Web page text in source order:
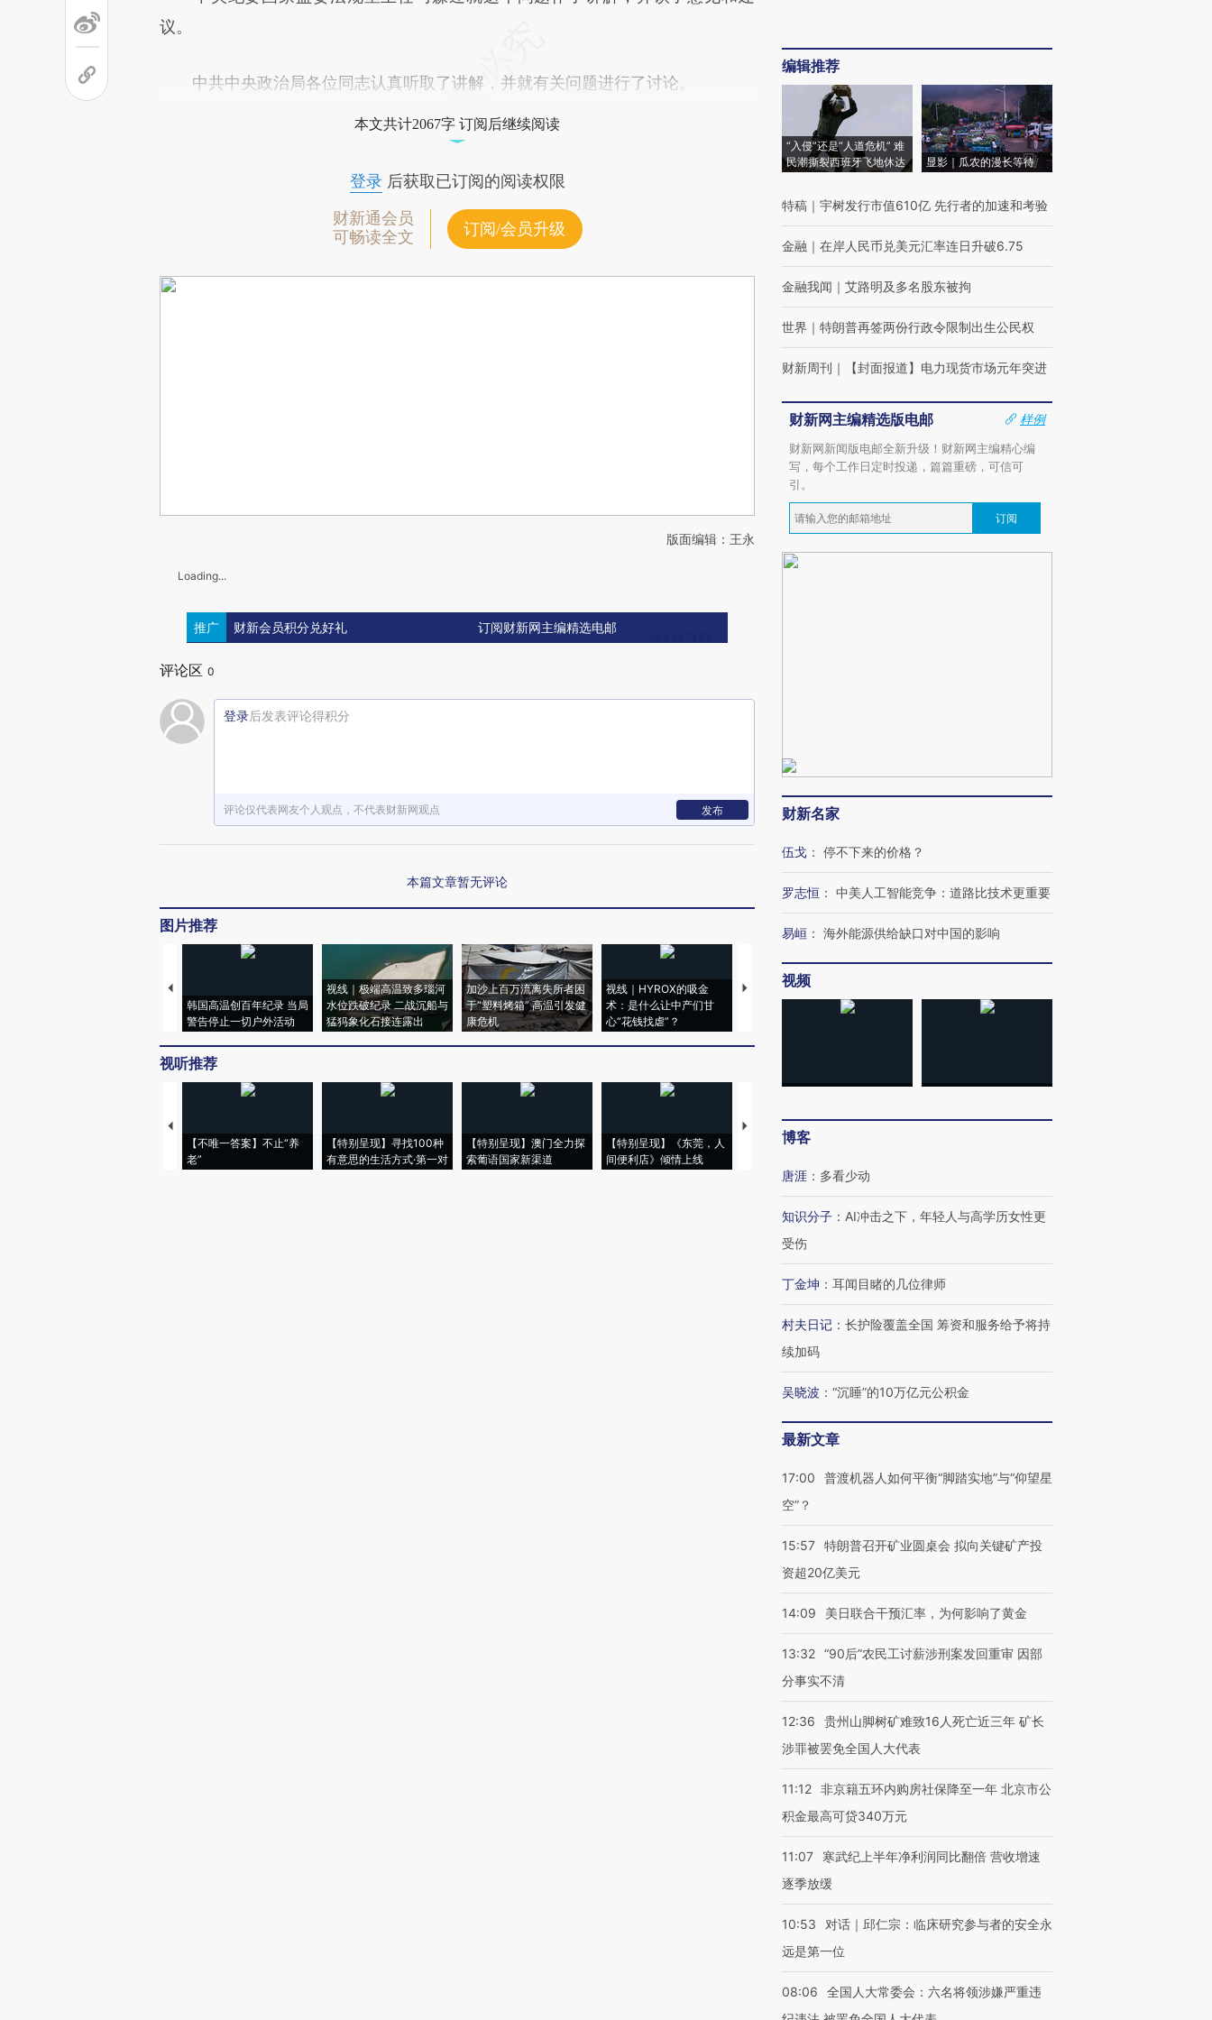
议。
中共中央政治局各位同志认真听取了讲解，并就有关问题进行了讨论。
本文共计2067字 订阅后继续阅读
登录后获取已订阅的阅读权限
财新通会员
可畅读全文
订阅/会员升级
版面编辑：王永
Loading...
推广 财新会员积分兑好礼 订阅财新网主编精选电邮
评论区 0
登录后发表评论得积分
评论仅代表网友个人观点，不代表财新网观点 发布
本篇文章暂无评论
图片推荐
韩国高温创百年纪录 当局
警告停止一切户外活动
视线｜极端高温致多瑙河
水位跌破纪录 二战沉船与
猛犸象化石接连露出
加沙上百万流离失所者困
于“塑料烤箱” 高温引发健
康危机
视线｜HYROX的吸金
术：是什么让中产们甘
心“花钱找虐”？
马航飞行员跨国走私7万
粒摇头丸 尿检体内含3种
度Z世代 用街头抗争将教
视听推荐
【不唯一答案】不止“养
老”
【特别呈现】寻找100种
有意思的生活方式·第一对
【特别呈现】澳门全力探
索葡语国家新渠道
【特别呈现】《东莞，人
间便利店》倾情上线
【推广】走进第四届链博
会，让数智科技“链”接产
编辑推荐
“入侵”还是“人道危机” 难
民潮撕裂西班牙飞地休达
显影｜瓜农的漫长等待
特稿 ｜ 宇树发行市值610亿 先行者的加速和考验
金融 ｜ 在岸人民币兑美元汇率连日升破6.75
金融我闻 ｜ 艾路明及多名股东被拘
世界 ｜ 特朗普再签两份行政令限制出生公民权
财新周刊 ｜ 【封面报道】电力现货市场元年突进
财新网主编精选版电邮
样例
财新网新闻版电邮全新升级！财新网主编精心编
写，每个工作日定时投递，篇篇重磅，可信可
引。
订阅
财新名家
伍戈 ： 停不下来的价格？
罗志恒 ： 中美人工智能竞争：道路比技术更重要
易峘 ： 海外能源供给缺口对中国的影响
视频
博客
唐涯 ： 多看少动
知识分子 ： AI冲击之下，年轻人与高学历女性更
受伤
丁金坤 ： 耳闻目睹的几位律师
村夫日记 ： 长护险覆盖全国 筹资和服务给予将持
续加码
吴晓波 ： “沉睡”的10万亿元公积金
最新文章
17:00
普渡机器人如何平衡“脚踏实地”与“仰望星
空”？
15:57 特朗普召开矿业圆桌会 拟向关键矿产投
资超20亿美元
14:09 美日联合干预汇率，为何影响了黄金
13:32 “90后”农民工讨薪涉刑案发回重审 因部
分事实不清
12:36
贵州山脚树矿难致16人死亡近三年 矿长
涉罪被罢免全国人大代表
11:12 非京籍五环内购房社保降至一年 北京市公
积金最高可贷340万元
11:07
寒武纪上半年净利润同比翻倍 营收增速
逐季放缓
10:53
对话｜邱仁宗：临床研究参与者的安全永
远是第一位
08:06
全国人大常委会：六名将领涉嫌严重违